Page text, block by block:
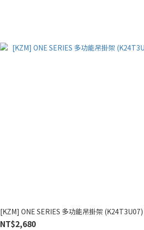
[KZM] ONE SERIES 多功能吊掛架 (K24T3U07)
NT$2,680